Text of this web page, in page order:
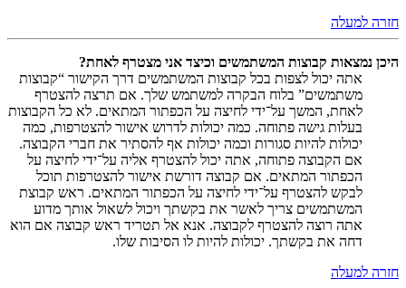
חזרה למעלה
היכן נמצאות קבוצות המשתמשים וכיצד אני מצטרף לאחת?
אתה יכול לצפות בכל קבוצות המשתמשים דרך הקישור “קבוצות
משתמשים” בלוח הבקרה למשתמש שלך. אם תרצה להצטרף
לאחת, המשך על־ידי לחיצה על הכפתור המתאים. לא כל הקבוצות
בעלות גישה פתוחה. כמה יכולות לדרוש אישור להצטרפות, כמה
יכולות להיות סגורות וכמה יכולות אף להסתיר את חברי הקבוצה.
אם הקבוצה פתוחה, אתה יכול להצטרף אליה על־ידי לחיצה על
הכפתור המתאים. אם קבוצה דורשת אישור להצטרפות תוכל
לבקש להצטרף על־ידי לחיצה על הכפתור המתאים. ראש קבוצת
המשתמשים צריך לאשר את בקשתך ויכול לשאול אותך מדוע
אתה רוצה להצטרף לקבוצה. אנא אל תטריד ראש קבוצה אם הוא
דחה את בקשתך. יכולות להיות לו הסיבות שלו.
חזרה למעלה